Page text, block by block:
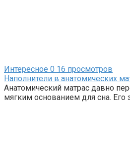
Интересное 0 16 просмотров
Наполнители в анатомических
Анатомический матрас давно
мягким основанием для сна. Его